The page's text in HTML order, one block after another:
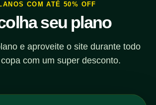
COM ATÉ 50% OFF
seu plano
e aproveite o site durante todo
com um super desconto.